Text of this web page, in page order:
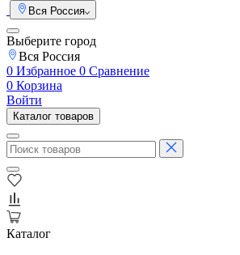
Вся Россия
Выберите город
Вся Россия
0 Избранное 0 Сравнение
0 Корзина
Войти
Каталог товаров
Каталог